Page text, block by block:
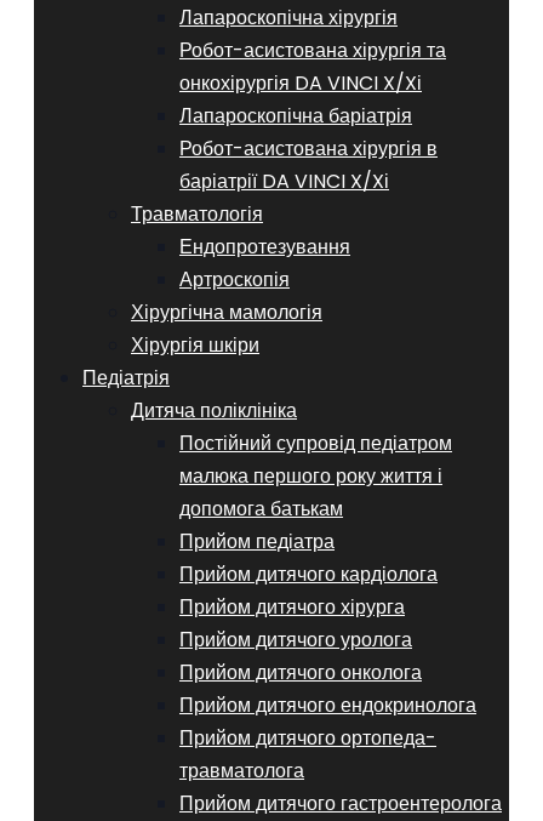
Лапароскопічна хірургія
Робот-асистована хірургія та
онкохірургія DA VINCI X/Xі
Лапароскопічна баріатрія
Робот-асистована хірургія в
баріатрії DA VINCI X/Xі
Травматологія
Ендопротезування
Артроскопія
Хірургічна мамологія
Хірургія шкіри
Педіатрія
Дитяча поліклініка
Постійний супровід педіатром
малюка першого року життя і
допомога батькам
Прийом педіатра
Прийом дитячого кардіолога
Прийом дитячого хірурга
Прийом дитячого уролога
Прийом дитячого онколога
Прийом дитячого ендокринолога
Прийом дитячого ортопеда-
травматолога
Прийом дитячого гастроентеролога